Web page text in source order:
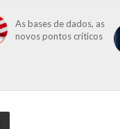
As bases de dados, as
novos pontos críticos